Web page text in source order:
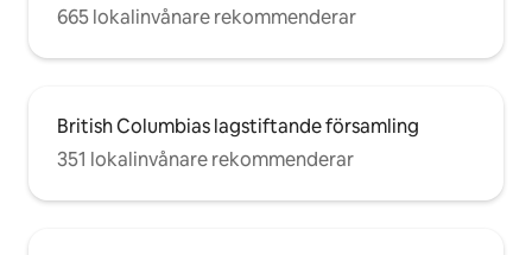
665 lokalinvånare rekommenderar
British Columbias lagstiftande församling
351 lokalinvånare rekommenderar